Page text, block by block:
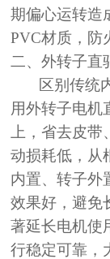
期偏心运转造
PVC材质，防
二、外转子直
区别传统内
用外转子电机
上，省去皮
动损耗低，从
内置、转子外
效果好，避免
著延长电机使
行稳定可靠，